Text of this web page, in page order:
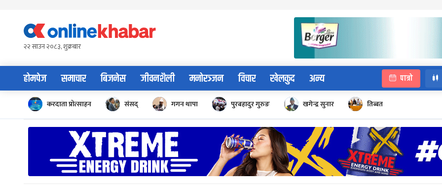
content२२ साउन २०८३, शुक्रबार
होमपेज समाचार बिजनेस जीवनशैली मनोरञ्जन विचार खेलकुद अन्य पात्रो
करदाता प्रोत्साहन संसद् गगन थापा पुरबहादुर गुरुङ खगेन्द्र सुनार तिब्बत